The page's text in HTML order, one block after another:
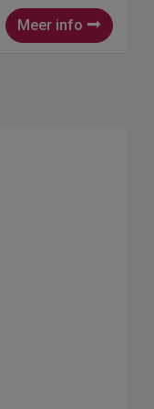
Meer info